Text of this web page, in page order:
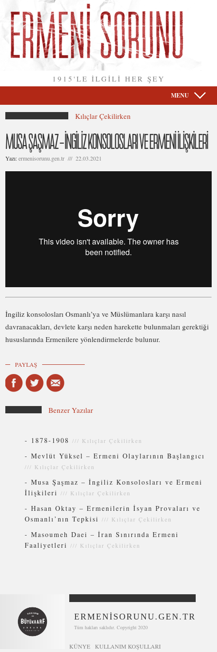
1915'LE İLGİLİ HER ŞEY
MENU
Kılıçlar Çekilirken
MUSA ŞAŞMAZ – İNGILIZ KONSOLOSLARI VE ERMENI İLIŞKILERI
Yazı:ermenisorunu.gen.tr /// 22.03.2021
İngiliz konsolosları Osmanlı’ya ve Müslümanlara karşı nasıl
davranacakları, devlete karşı neden harekette bulunmaları gerektiği
hususlarında Ermenilere yönlendirmelerde bulunur.
PAYLAŞ
Benzer Yazılar
- 1878-1908 /// Kılıçlar Çekilirken
-Mevlüt Yüksel – Ermeni Olaylarının Başlangıcı
/// Kılıçlar Çekilirken
-Musa Şaşmaz – İngiliz Konsolosları ve Ermeni
İlişkileri /// Kılıçlar Çekilirken
-Hasan Oktay – Ermenilerin İsyan Provaları ve
Osmanlı’nın Tepkisi /// Kılıçlar Çekilirken
-Masoumeh Daei – İran Sınırında Ermeni
Faaliyetleri /// Kılıçlar Çekilirken
ERMENİSORUNU.GEN.TR
Tüm hakları saklıdır. Copyright 2020
KÜNYE
KULLANIM KOŞULLARI